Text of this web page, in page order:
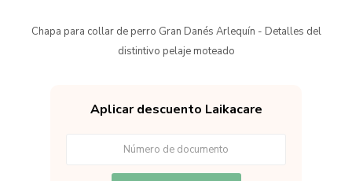
Chapa para collar de perro Gran Danés Arlequín - Detalles del
distintivo pelaje moteado
Aplicar descuento Laikacare